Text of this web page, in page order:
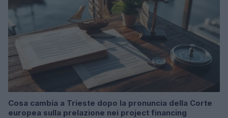
Cosa cambia a Trieste dopo la pronuncia della Corte
europea sulla prelazione nei project financing